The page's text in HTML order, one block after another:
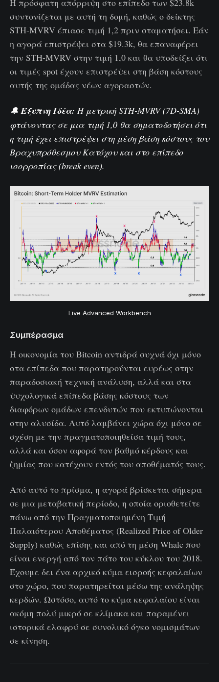
Η πρόσφατη απόρριψη στο επίπεδο των $23.8k
συντονίζεται με αυτή τη δομή, καθώς ο δείκτης
STH-MVRV έπιασε τιμή 1,2 πριν σταματήσει. Εάν
η αγορά επιστρέψει στα $19.3k, θα επαναφέρει
την STH-MVRV στην τιμή 1,0 και θα υποδείξει ότι
οι τιμές spot έχουν επιστρέψει στη βάση κόστους
αυτής της ομάδας νέων αγοραστών.
🔔Έξυπνη Ιδέα: Η μετρική STH-MVRV (7D-SMA)
φτάνοντας σε μια τιμή 1,0 θα σηματοδοτήσει ότι
η τιμή έχει επιστρέψει στη μέση βάση κόστους του
Βραχυπρόθεσμου Κατόχου και στο επίπεδο
ισορροπίας (break even).
Live Advanced Workbench
Συμπέρασμα
Η οικονομία του Bitcoin αντιδρά συχνά όχι μόνο
στα επίπεδα που παρατηρούνται ευρέως στην
παραδοσιακή τεχνική ανάλυση, αλλά και στα
ψυχολογικά επίπεδα βάσης κόστους των
διαφόρων ομάδων επενδυτών που εκτυπώνονται
στην αλυσίδα. Αυτό λαμβάνει χώρα όχι μόνο σε
σχέση με την πραγματοποιηθείσα τιμή τους,
αλλά και όσον αφορά τον βαθμό κέρδους και
ζημίας που κατέχουν εντός του αποθέματός τους.
Από αυτό το πρίσμα, η αγορά βρίσκεται σήμερα
σε μια μεταβατική περίοδο, η οποία οριοθετείτε
πάνω από την Πραγματοποιημένη Τιμή
Παλαιότερου Αποθέματος (Realized Price of Older
Supply) καθώς επίσης και από τη μέση Whale που
είναι ενεργή από τον πάτο του κύκλου του 2018.
Έχουμε δει ένα αρχικό κύμα εισροής κεφαλαίων
στο χώρο, που παρατηρείται μέσω της ανάληψης
κερδών. Ωστόσο, αυτό το κύμα κεφαλαίου είναι
ακόμη πολύ μικρό σε κλίμακα και παραμένει
ιστορικά ελαφρύ σε συνολικό όγκο νομισμάτων
σε κίνηση.